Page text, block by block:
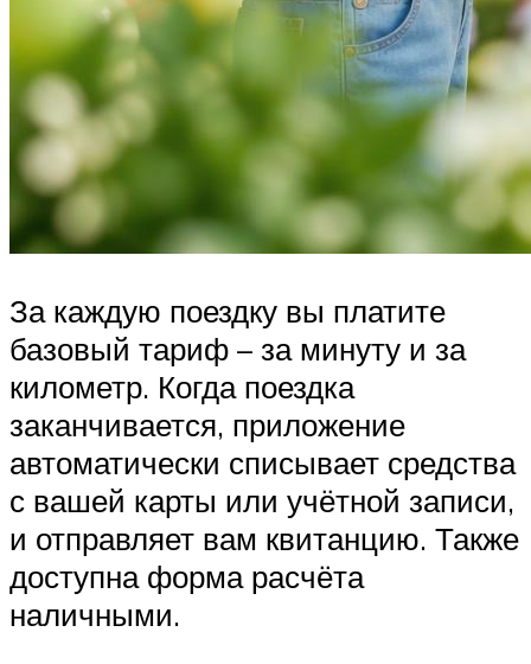
За каждую поездку вы платите
базовый тариф – за минуту и за
километр. Когда поездка
заканчивается, приложение
автоматически списывает средства
с вашей карты или учётной записи,
и отправляет вам квитанцию. Также
доступна форма расчёта
наличными.